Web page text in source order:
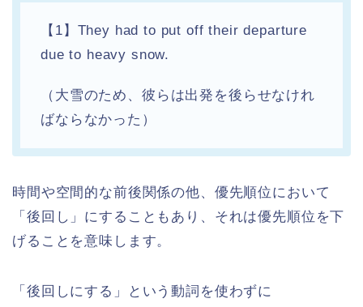
【1】They had to put off their departure
due to heavy snow.
（大雪のため、彼らは出発を後らせなけれ
ばならなかった）
時間や空間的な前後関係の他、優先順位において
「後回し」にすることもあり、それは優先順位を下
げることを意味します。
「後回しにする」という動詞を使わずに